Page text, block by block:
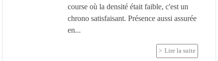
course où la densité était faible, c'est un
chrono satisfaisant. Présence aussi assurée
en...
Lire la suite